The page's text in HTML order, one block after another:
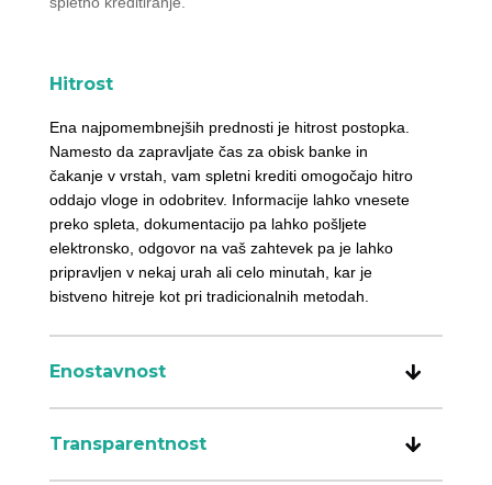
Hitrost
Ena najpomembnejših prednosti je hitrost postopka.
Namesto da zapravljate čas za obisk banke in
čakanje v vrstah, vam spletni krediti omogočajo hitro
oddajo vloge in odobritev. Informacije lahko vnesete
preko spleta, dokumentacijo pa lahko pošljete
elektronsko, odgovor na vaš zahtevek pa je lahko
pripravljen v nekaj urah ali celo minutah, kar je
bistveno hitreje kot pri tradicionalnih metodah.
Enostavnost
Transparentnost